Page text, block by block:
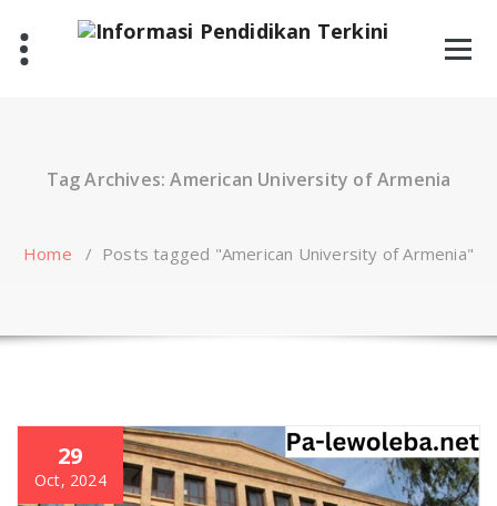
content
Tag Archives: American University of Armenia
Home / Posts tagged "American University of Armenia"
29
Oct, 2024